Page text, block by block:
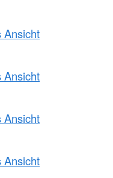
Ansicht
Ansicht
Ansicht
Ansicht